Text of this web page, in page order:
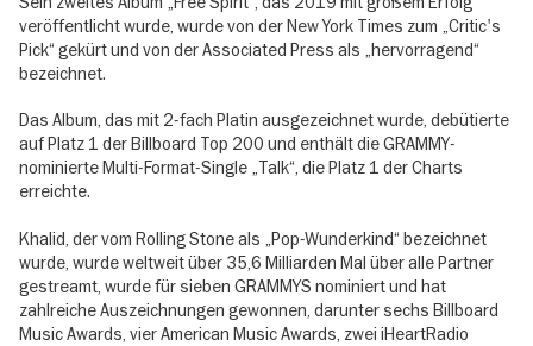
veröffentlicht wurde, wurde von der New York Times zum „Critic's
Pick“ gekürt und von der Associated Press als „hervorragend“
bezeichnet.
Das Album, das mit 2-fach Platin ausgezeichnet wurde, debütierte
auf Platz 1 der Billboard Top 200 und enthält die GRAMMY-
nominierte Multi-Format-Single „Talk“, die Platz 1 der Charts
erreichte.
Khalid, der vom Rolling Stone als „Pop-Wunderkind“ bezeichnet
wurde, wurde weltweit über 35,6 Milliarden Mal über alle Partner
gestreamt, wurde für sieben GRAMMYS nominiert und hat
zahlreiche Auszeichnungen gewonnen, darunter sechs Billboard
Music Awards, vier American Music Awards, zwei iHeartRadio